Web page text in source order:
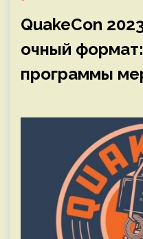
QuakeCon
очный
программы